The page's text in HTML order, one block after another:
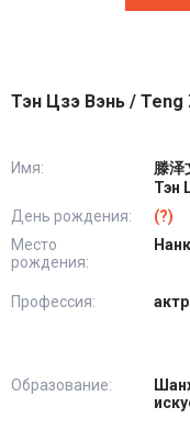
Тэн Цзэ Вэнь / Teng
Имя:
滕泽
Тэн
День рождения:
(?)
Место
рождения:
Профессия:
Образование: